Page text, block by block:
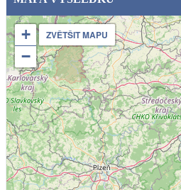
+
−
ZVĚTŠIT MAPU